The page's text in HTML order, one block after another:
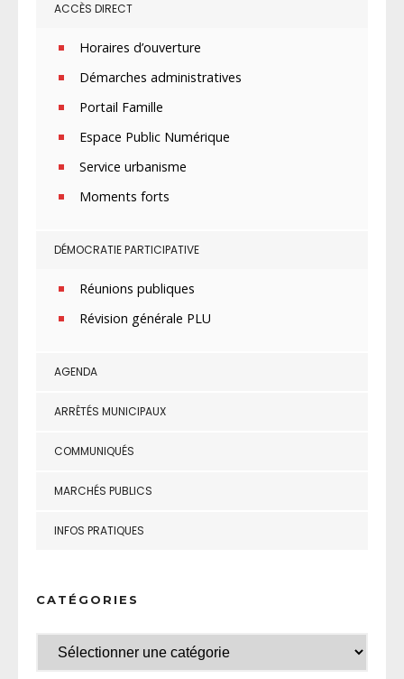
ACCÈS DIRECT
Horaires d’ouverture
Démarches administratives
Portail Famille
Espace Public Numérique
Service urbanisme
Moments forts
DÉMOCRATIE PARTICIPATIVE
Réunions publiques
Révision générale PLU
AGENDA
ARRÊTÉS MUNICIPAUX
COMMUNIQUÉS
MARCHÉS PUBLICS
INFOS PRATIQUES
CATÉGORIES